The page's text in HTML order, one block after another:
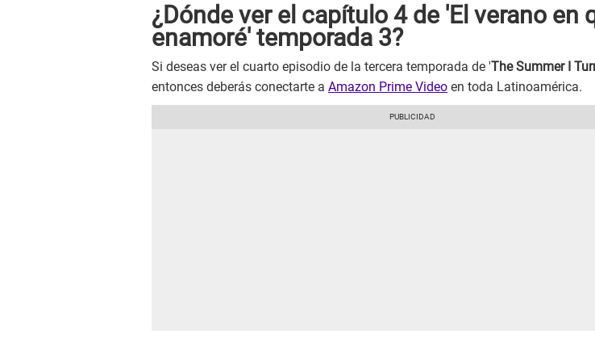
¿Dónde ver el capítulo 4 de 'El verano en
enamoré' temporada 3?
Si deseas ver el cuarto episodio de la tercera temporada de 'The Summer I
entonces deberás conectarte a Amazon Prime Video en toda Latinoamérica.